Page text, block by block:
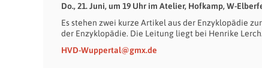
Do., 21. Juni, um 19 Uhr im Atelier, Hofkamp, W-
Es stehen zwei kurze Artikel aus der Enzyklopädie
der Enzyklopädie. Die Leitung liegt bei Henrike
HVD-Wuppertal@gmx.de